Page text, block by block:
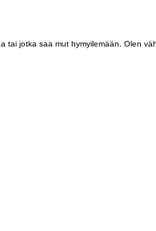
tai jotka saa mut hymyilemään. Olen